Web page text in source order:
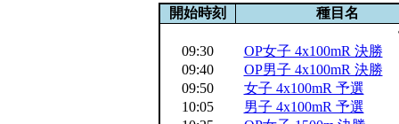
開始時刻
種目名
09:30
OP女子 4x100mR 決勝
09:40
OP男子 4x100mR 決勝
09:50
女子 4x100mR 予選
10:05
男子 4x100mR 予選